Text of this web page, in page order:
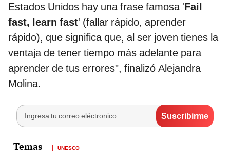
Estados Unidos hay una frase famosa 'Fail
fast, learn fast' (fallar rápido, aprender
rápido), que significa que, al ser joven tienes la
ventaja de tener tiempo más adelante para
aprender de tus errores", finalizó Alejandra
Molina.
UNESCO